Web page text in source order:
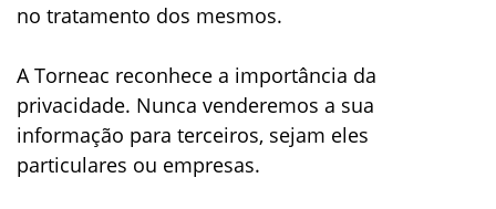
no tratamento dos mesmos.
A Torneac reconhece a importância da
privacidade. Nunca venderemos a sua
informação para terceiros, sejam eles
particulares ou empresas.